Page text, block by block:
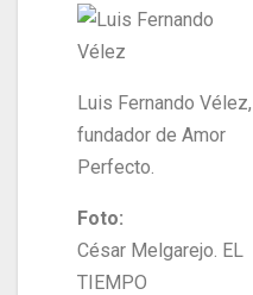
Luis Fernando Vélez,
fundador de Amor
Perfecto.
Foto:
César Melgarejo. EL
TIEMPO